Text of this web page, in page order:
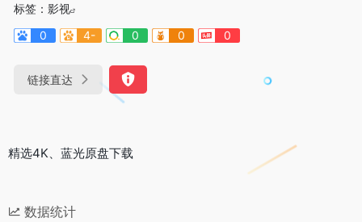
标签： 影视
0
4- 0 0 0
链接直达
精选4K、蓝光原盘下载
数据统计